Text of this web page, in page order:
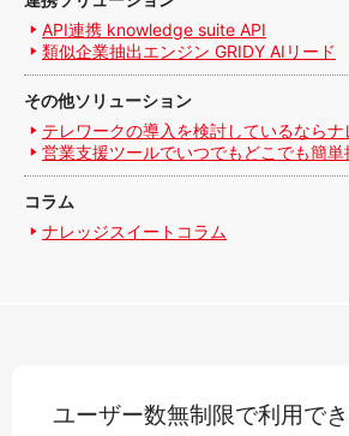
API連携 knowledge suite API
類似企業抽出エンジン GRIDY AIリード
その他ソリューション
テレワークの導入を検討しているなら
営業支援ツールでいつでもどこでも簡単
コラム
ナレッジスイートコラム
ユーザー数無制限で利用で